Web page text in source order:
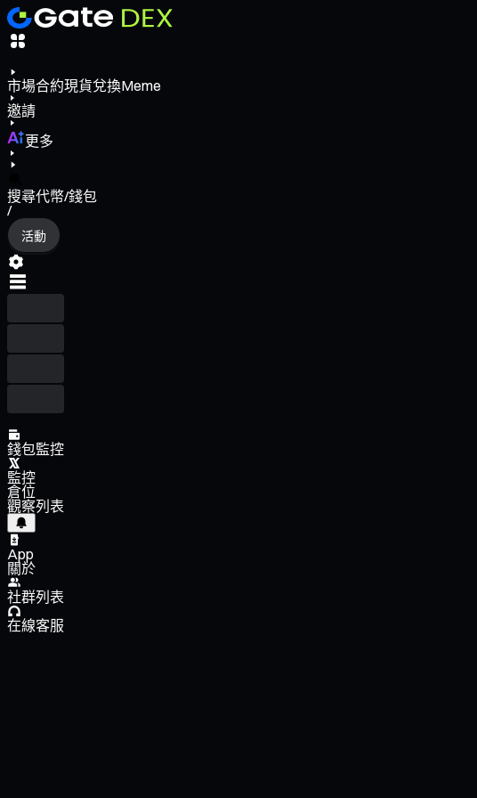
市場合約現貨兌換Meme
邀請
更多
搜尋代幣/錢包
/
活動
錢包監控
監控
倉位
觀察列表
App
關於
社群列表
在線客服